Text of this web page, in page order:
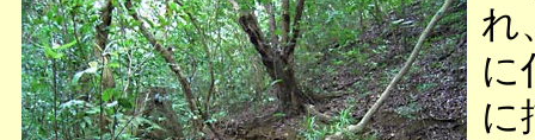
れ
に
に